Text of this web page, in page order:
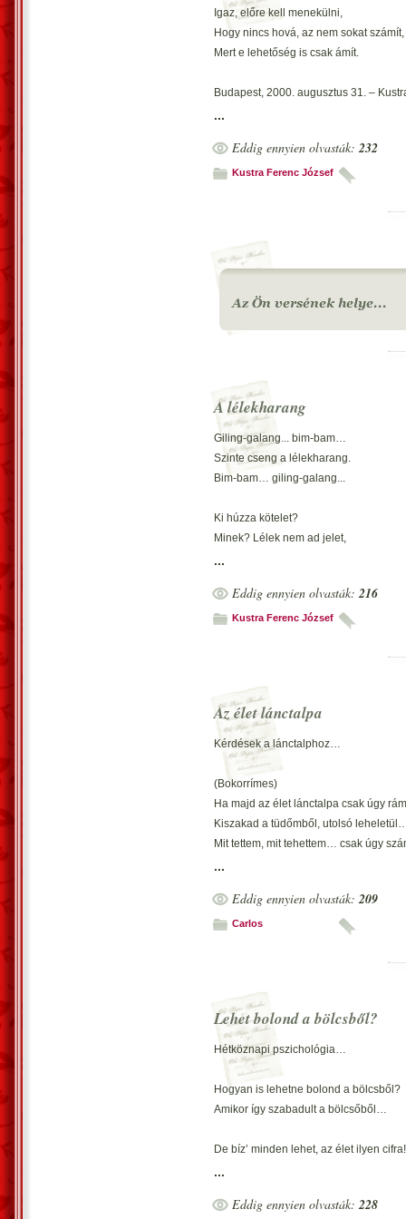
Igaz, előre kell menekülni,
Hogy nincs hová, az nem sokat számít,
Mert e lehetőség is csak ámít.
Budapest, 2000. augusztus 31. –
...
Eddig ennyien olvasták:232
Kustra Ferenc József
A lélekharang
Giling-galang... bim-bam…
Szinte cseng a lélekharang.
Bim-bam… giling-galang...
Ki húzza kötelet?
Minek? Lélek nem ad jelet,
Lélekharang most már
Örökre halk, néma marad...
átirata a szerző engedélyével.
...
Eddig ennyien olvasták:216
Kustra Ferenc József
Az élet lánctalpa
Kérdések a lánctalphoz…
(Bokorrímes)
Ha majd az élet lánctalpa csak úgy
Kiszakad a tüdőmből, utolsó
Mit tettem, mit tehettem… csak úgy
(3 soros-zárttükrös)
Akkor vajon a vérem fog könny helyett
Akkor vajon a vérem fog könny
(Septolet)
Az élet
Lánctalpa nem éltet,
Ellenem ez merénylet…
Becézget…
*
...
Eddig ennyien olvasták:209
Carlos
Lehet bolond a bölcsből?
Hétköznapi pszichológia…
Hogyan is lehetne bolond a bölcsből?
Amikor így szabadult a bölcsőből…
De bíz’ minden lehet, az élet ilyen cifra!
Mondják, Isten végez, ember hiába
...
Eddig ennyien olvasták:228